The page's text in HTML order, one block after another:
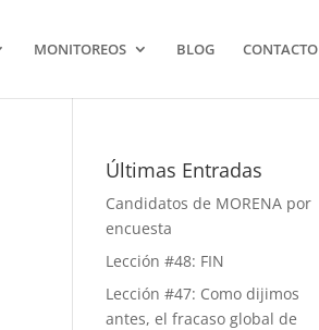
MONITOREOS BLOG CONTACTO
Últimas Entradas
Candidatos de MORENA por
encuesta
Lección #48: FIN
Lección #47: Como dijimos
antes, el fracaso global de